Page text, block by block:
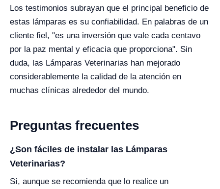
Los testimonios subrayan que el principal beneficio de
estas lámparas es su confiabilidad. En palabras de un
cliente fiel, "es una inversión que vale cada centavo
por la paz mental y eficacia que proporciona". Sin
duda, las Lámparas Veterinarias han mejorado
considerablemente la calidad de la atención en
muchas clínicas alrededor del mundo.
Preguntas frecuentes
¿Son fáciles de instalar las Lámparas
Veterinarias?
Sí, aunque se recomienda que lo realice un